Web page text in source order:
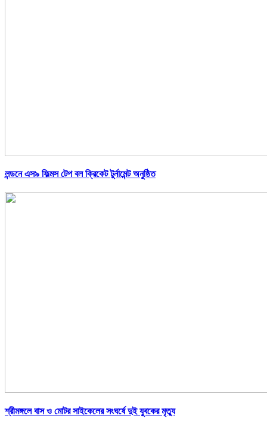
লন্ডনে এস৯ ফিল্মস টেপ বল ক্রিকেট টুর্নামেন্ট অনুষ্ঠিত
শ্রীমঙ্গলে বাস ও মোটর সাইকেলের সংঘর্ষে দুই যুবকের মৃত্যু